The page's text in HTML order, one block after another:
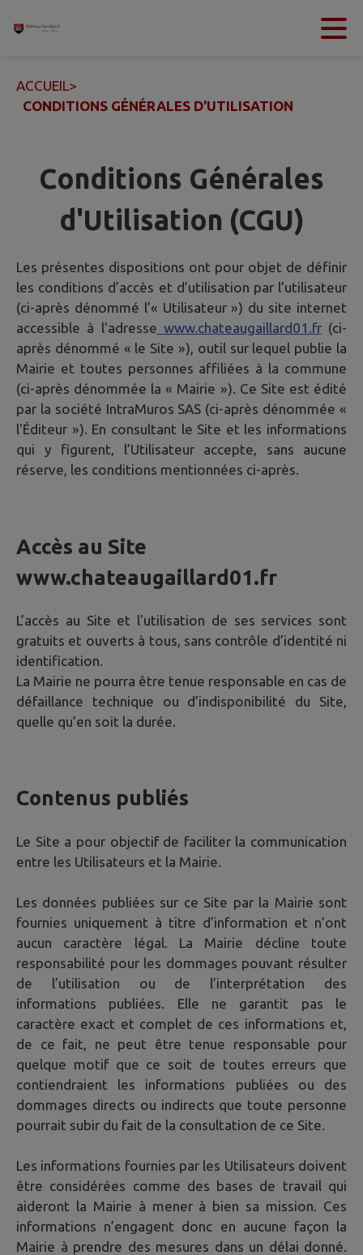
Contenu
ACCUEIL>
CONDITIONS GÉNÉRALES D'UTILISATION
Conditions Générales
d'Utilisation (CGU)
Les présentes dispositions ont pour objet de définir
les conditions d’accès et d’utilisation par l’utilisateur
(ci-après dénommé l’« Utilisateur ») du site internet
accessible à l'adresse www.chateaugaillard01.fr (ci-
après dénommé « le Site »), outil sur lequel publie la
Mairie et toutes personnes affiliées à la commune
(ci-après dénommée la « Mairie »). Ce Site est édité
par la société IntraMuros SAS (ci-après dénommée «
l'Éditeur »). En consultant le Site et les informations
qui y figurent, l’Utilisateur accepte, sans aucune
réserve, les conditions mentionnées ci-après.
Accès au Site
www.chateaugaillard01.fr
L’accès au Site et l'utilisation de ses services sont
gratuits et ouverts à tous, sans contrôle d’identité ni
identification.
La Mairie ne pourra être tenue responsable en cas de
défaillance technique ou d’indisponibilité du Site,
quelle qu’en soit la durée.
Contenus publiés
Le Site a pour objectif de faciliter la communication
entre les Utilisateurs et la Mairie.
Les données publiées sur ce Site par la Mairie sont
fournies uniquement à titre d’information et n’ont
aucun caractère légal. La Mairie décline toute
responsabilité pour les dommages pouvant résulter
de l’utilisation ou de l’interprétation des
informations publiées. Elle ne garantit pas le
caractère exact et complet de ces informations et,
de ce fait, ne peut être tenue responsable pour
quelque motif que ce soit de toutes erreurs que
contiendraient les informations publiées ou des
dommages directs ou indirects que toute personne
pourrait subir du fait de la consultation de ce Site.
Les informations fournies par les Utilisateurs doivent
être considérées comme des bases de travail qui
aideront la Mairie à mener à bien sa mission. Ces
informations n’engagent donc en aucune façon la
Mairie à prendre des mesures dans un délai donné.